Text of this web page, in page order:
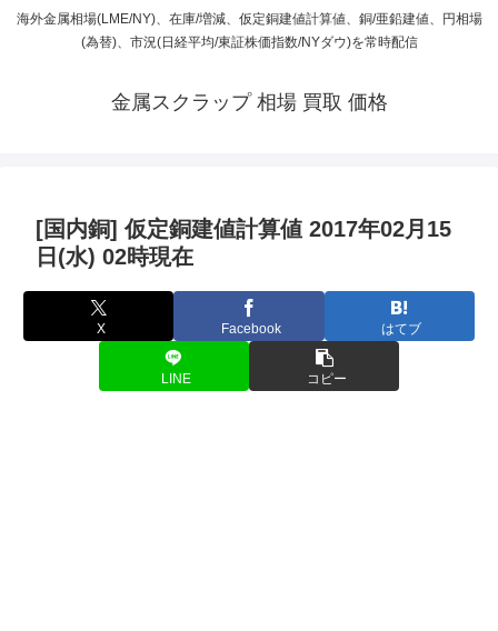
海外金属相場(LME/NY)、在庫/増減、仮定銅建値計算値、銅/亜鉛建値、円相場
(為替)、市況(日経平均/東証株価指数/NYダウ)を常時配信
金属スクラップ 相場 買取 価格
[国内銅] 仮定銅建値計算値 2017年02月15
日(水) 02時現在
X Facebook はてブ
LINE コピー